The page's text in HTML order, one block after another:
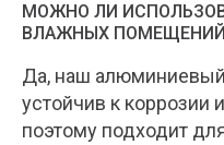
МОЖНО ЛИ
ВЛАЖНЫХ
Да, наш
устойчив к коррозии
поэтому подходит